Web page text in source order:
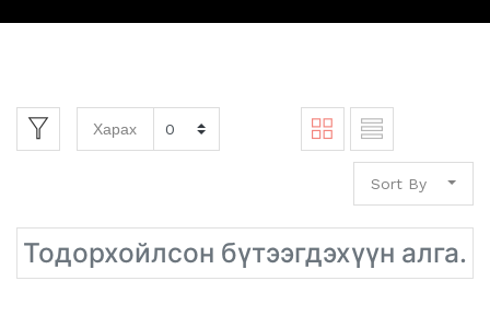
Харах
Sort By
Тодорхойлсон бүтээгдэхүүн алга.